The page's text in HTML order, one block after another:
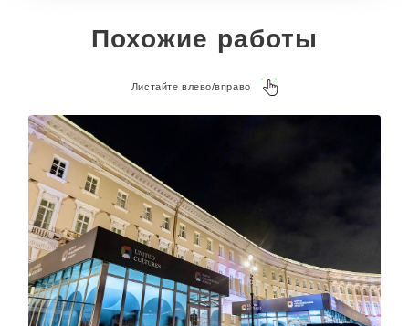
Похожие работы
Листайте влево/вправо